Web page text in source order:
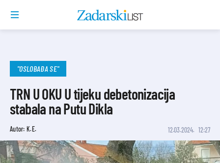
"OSLOBAĐA SE"
TRN U OKU U tijeku debetonizacija
stabala na Putu Dikla
Autor: K.E. 12.03.2024. 12:27